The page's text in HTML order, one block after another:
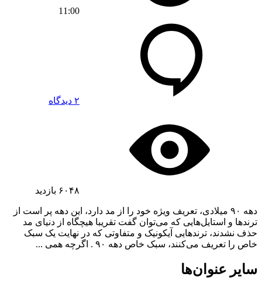
11:00
۲ دیدگاه
۶۰۴۸ بازدید
دهه ۹۰ میلادی، تعریف ویژه خود را از مد دارد، این دهه پر است از
ترندها و استایل‌هایی که می‌توان گفت تقریبا هیچگاه از دنیای مد
حذف نشدند، ترندهایی آیکونیک و متفاوتی که در نهایت یک سبک
خاص را تعریف می‌کنند، سبک خاص دهه ۹۰ . اگرچه همی ...
سایر عنوان‌ها